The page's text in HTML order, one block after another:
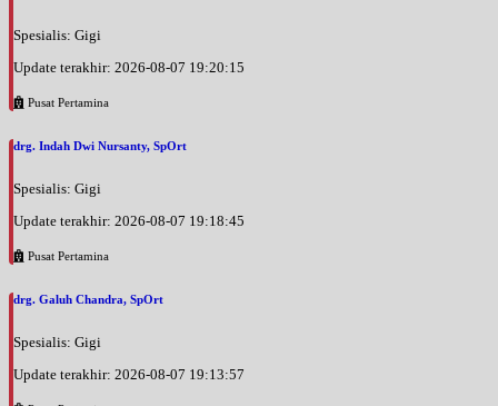
Spesialis: Gigi
Update terakhir: 2026-08-07 19:20:15
Pusat Pertamina
drg. Indah Dwi Nursanty, SpOrt
Spesialis: Gigi
Update terakhir: 2026-08-07 19:18:45
Pusat Pertamina
drg. Galuh Chandra, SpOrt
Spesialis: Gigi
Update terakhir: 2026-08-07 19:13:57